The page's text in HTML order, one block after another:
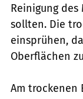
Reinigung
sollten. Die
einsprühen,
Oberflächen
Am trockenen